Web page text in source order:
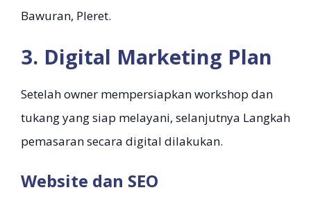
Bawuran, Pleret.
3. Digital Marketing Plan
Setelah owner mempersiapkan workshop dan
tukang yang siap melayani, selanjutnya Langkah
pemasaran secara digital dilakukan.
Website dan SEO